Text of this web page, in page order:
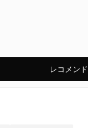
レコメンド